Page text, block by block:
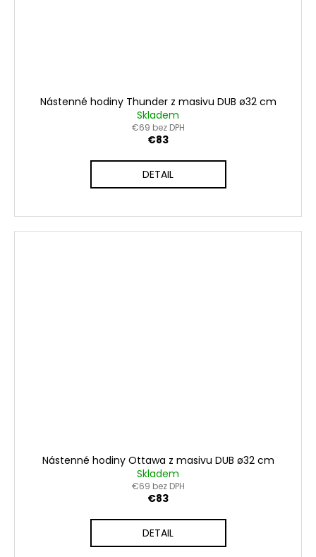
Nástenné hodiny Thunder z masivu DUB ø32 cm
Skladem
€69 bez DPH
€83
DETAIL
Nástenné hodiny Ottawa z masivu DUB ø32 cm
Skladem
€69 bez DPH
€83
DETAIL